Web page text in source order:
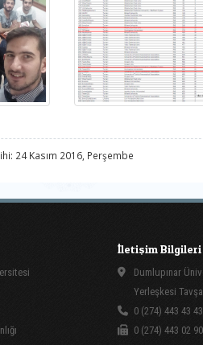
24 Kasım 2016, Perşembe
İletişim Bilgileri
Dumlupınar
Yerleşkesi
0 (274) 443 43 43
0 (274) 443 02 90